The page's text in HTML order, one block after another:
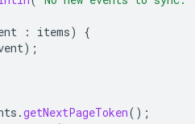
: items)
{
);
.getNextPageToken();